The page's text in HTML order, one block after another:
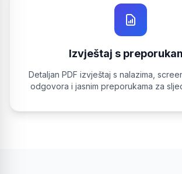
Izvještaj s
Detaljan PDF izvještaj s nalazima,
odgovora i jasnim preporukama za